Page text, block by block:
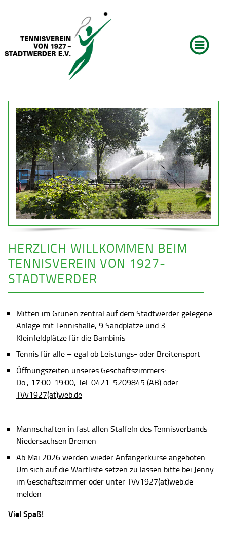
HERZLICH WILLKOMMEN BEIM
TENNISVEREIN VON 1927-
STADTWERDER
Mitten im Grünen zentral auf dem Stadtwerder gelegene
Anlage mit Tennishalle, 9 Sandplätze und 3
Kleinfeldplätze für die Bambinis
Tennis für alle – egal ob Leistungs- oder Breitensport
Öffnungszeiten unseres Geschäftszimmers:
Do., 17:00-19:00, Tel. 0421-5209845 (AB) oder
TVv1927(at)web.de
Mannschaften in fast allen Staffeln des Tennisverbands
Niedersachsen Bremen
Ab Mai 2026 werden wieder Anfängerkurse angeboten.
Um sich auf die Wartliste setzen zu lassen bitte bei Jenny
im Geschäftszimmer oder unter TVv1927(at)web.de
melden
Viel Spaß!